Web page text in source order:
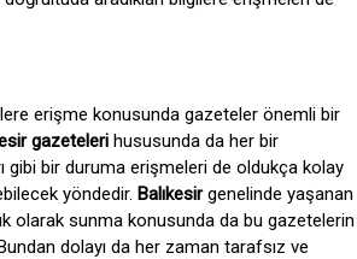
erişme konusunda gazeteler önemli bir
gazeteleri hususunda da her bir
gibi bir duruma erişmeleri de oldukça kolay
yöndedir. Balıkesirgenelinde yaşanan
olarak sunma konusunda da bu gazetelerin
dolayı da her zaman tarafsız ve